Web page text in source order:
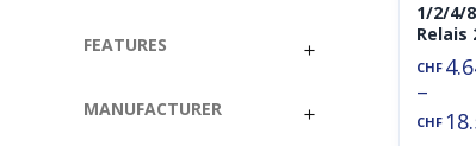
FEATURES
MANUFACTURER
1/2/4/
Relais
3.3V
CHF
–
CHF